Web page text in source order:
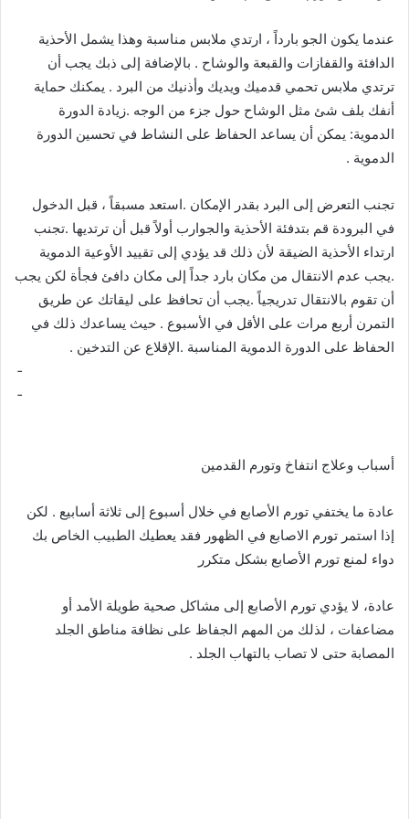
عندما يكون الجو بارداً ، ارتدي ملابس مناسبة وهذا يشمل الأحذية
الدافئة والقفازات والقبعة والوشاح . بالإضافة إلى ذبك يجب أن
ترتدي ملابس تحمي قدميك ويديك وأذنيك من البرد . يمكنك حماية
أنفك بلف شئ مثل الوشاح حول جزء من الوجه .زيادة الدورة
الدموية: يمكن أن يساعد الحفاظ على النشاط في تحسين الدورة
الدموية .
تجنب التعرض إلى البرد بقدر الإمكان .استعد مسبقاً ، قبل الدخول
في البرودة قم بتدفئة الأحذية والجوارب أولاً قبل أن ترتديها .تجنب
ارتداء الأحذية الضيقة لأن ذلك قد يؤدي إلى تقييد الأوعية الدموية
.يجب عدم الانتقال من مكان بارد جداً إلى مكان دافئ فجأة لكن يجب
أن تقوم بالانتقال تدريجياً .يجب أن تحافظ على ليقاتك عن طريق
التمرن أربع مرات على الأقل في الأسبوع . حيث يساعدك ذلك في
الحفاظ على الدورة الدموية المناسبة .الإقلاع عن التدخين .
أسباب وعلاج انتفاخ وتورم القدمين
عادة ما يختفي تورم الأصابع في خلال أسبوع إلى ثلاثة أسابيع . لكن
إذا استمر تورم الاصابع في الظهور فقد يعطيك الطبيب الخاص بك
دواء لمنع تورم الأصابع بشكل متكرر
عادة، لا يؤدي تورم الأصابع إلى مشاكل صحية طويلة الأمد أو
مضاعفات ، لذلك من المهم الجفاظ على نظافة مناطق الجلد
المصابة حتى لا تصاب بالتهاب الجلد .